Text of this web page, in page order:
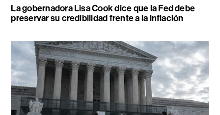
La gobernadora Lisa Cook dice que la Fed debe
preservar su credibilidad frente a la inflación